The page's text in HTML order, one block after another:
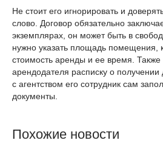
Не стоит его игнорировать и
слово. Договор обязательно
экземплярах, он может быть в
нужно указать площадь помещения,
стоимость аренды и ее время. Также
арендодателя расписку о получении
с агентством его сотрудник сам
документы.
Похожие новости